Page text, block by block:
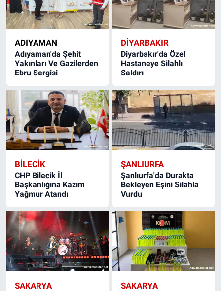
ADIYAMAN
Adıyaman'da Şehit
Yakınları Ve Gazilerden
Ebru Sergisi
DIYARBAKIR
Diyarbakır'da Özel
Hastaneye Silahlı
Saldırı
BILECIK
CHP Bilecik İl
Başkanlığına Kazım
Yağmur Atandı
ŞANLIURFA
Şanlıurfa'da Durakta
Bekleyen Eşini Silahla
Vurdu
SAKARYA SAKARYA